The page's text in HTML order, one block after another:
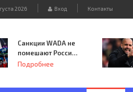
2026 Вход Контакты
Санкции WADA не
помешают России
принять
Подробнее